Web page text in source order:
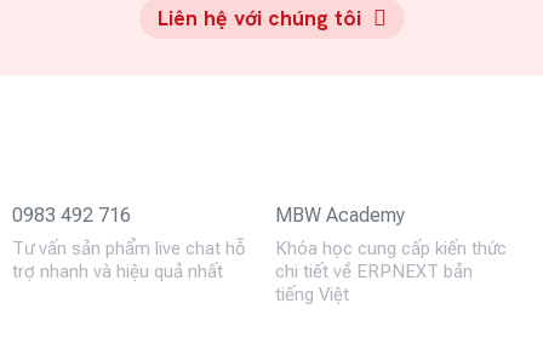
Liên hệ với chúng tôi
0983 492 716
Tư vấn sản phẩm live chat hỗ
trợ nhanh và hiệu quả nhất
MBW Academy
Khóa học cung cấp kiến thức
chi tiết về ERPNEXT bản
tiếng Việt